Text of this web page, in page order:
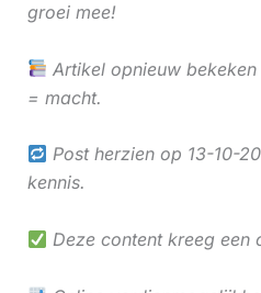
groei mee!
Artikel opnieuw
= macht.
Post herzien op 13-10-
kennis.
Deze content kreeg een